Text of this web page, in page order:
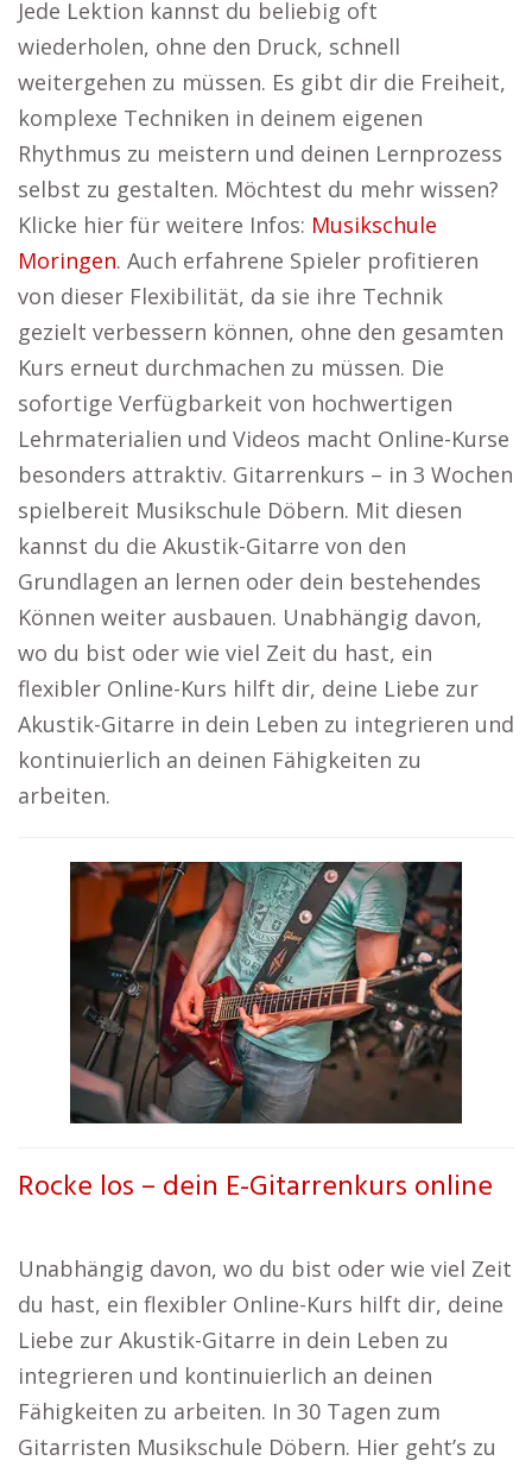
Jede Lektion kannst du beliebig oft
wiederholen, ohne den Druck, schnell
weitergehen zu müssen. Es gibt dir die Freiheit,
komplexe Techniken in deinem eigenen
Rhythmus zu meistern und deinen Lernprozess
selbst zu gestalten. Möchtest du mehr wissen?
Klicke hier für weitere Infos: Musikschule
Moringen. Auch erfahrene Spieler profitieren
von dieser Flexibilität, da sie ihre Technik
gezielt verbessern können, ohne den gesamten
Kurs erneut durchmachen zu müssen. Die
sofortige Verfügbarkeit von hochwertigen
Lehrmaterialien und Videos macht Online-Kurse
besonders attraktiv. Gitarrenkurs – in 3 Wochen
spielbereit Musikschule Döbern. Mit diesen
kannst du die Akustik-Gitarre von den
Grundlagen an lernen oder dein bestehendes
Können weiter ausbauen. Unabhängig davon,
wo du bist oder wie viel Zeit du hast, ein
flexibler Online-Kurs hilft dir, deine Liebe zur
Akustik-Gitarre in dein Leben zu integrieren und
kontinuierlich an deinen Fähigkeiten zu
arbeiten.
Rocke los – dein E-Gitarrenkurs online
Unabhängig davon, wo du bist oder wie viel Zeit
du hast, ein flexibler Online-Kurs hilft dir, deine
Liebe zur Akustik-Gitarre in dein Leben zu
integrieren und kontinuierlich an deinen
Fähigkeiten zu arbeiten. In 30 Tagen zum
Gitarristen Musikschule Döbern. Hier geht’s zu